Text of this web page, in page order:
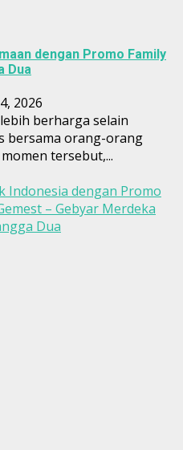
dengan Promo Family
Dua
2026
berharga selain
bersama orang-orang
tersebut,...
Indonesia dengan Promo
– Gebyar Merdeka
Dua